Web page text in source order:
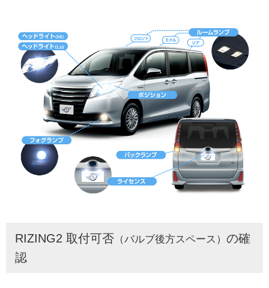
RIZING2 取付可否 （バルブ後方スペース） の確
認